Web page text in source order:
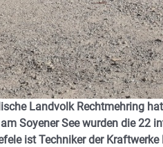
Landvolk Rechtmehring
Soyener See wurden die 22
ist Techniker der